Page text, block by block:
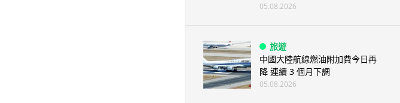
05.08.2026
旅遊
中國大陸航線燃油附加費今日再
降 連續 3 個月下調
05.08.2026